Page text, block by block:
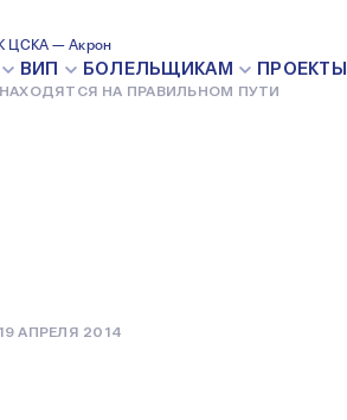
ЦСКА — Акрон
ВИП БОЛЕЛЬЩИКАМ ПРОЕКТЫ
НА ПРАВИЛЬНОМ ПУТИ
19 АПРЕЛЯ 2014